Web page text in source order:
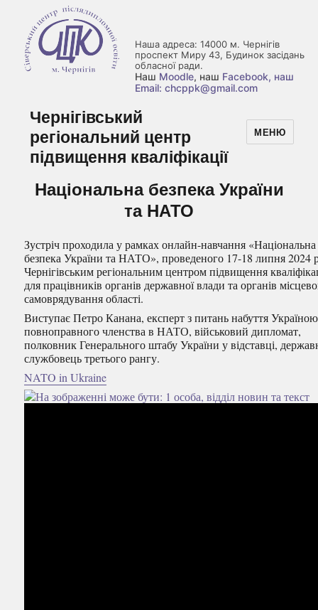
Наша адреса: 14000 м. Чернігів
проспект Миру 43, Будинок засідань
обласної ради.
Наш Moodle, наш Facebook, наш
Email: chcppk@gmail.com
Чернігівський
регіональний центр
підвищення кваліфікації
МЕНЮ
Національна безпека України
та НАТО
Зустріч проходила у рамках онлайн-навчання «Національна
безпека України та НАТО», проведеного 17-18 липня 2024
Чернігівським регіональним центром підвищення
для працівників органів державної влади та органів
самоврядування області.
Виступає Петро Канана, експерт з питань набуття Україною
повноправного членства в НАТО, військовий дипломат,
полковник Генерального штабу України у відставці,
службовець третього рангу.
NATO in Ukraine